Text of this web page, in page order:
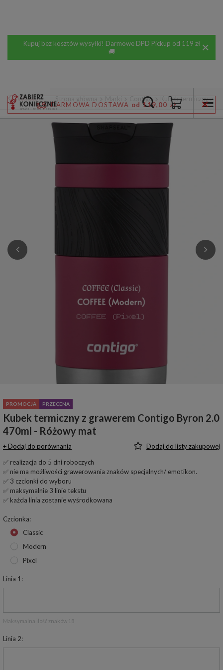
Kupuj bez kosztów wysyłki! Darmowe DPD Pickup od 119 zł
🚚
DARMOWA DOSTAWA od 119,00 zł
Wstecz Strona główna Marki Contigo Kubek termiczny z
PROMOCJA PRZECENA
Kubek termiczny z grawerem Contigo Byron 2.0
470ml - Różowy mat
+ Dodaj do porównania
Dodaj do listy zakupowej
✅ realizacja do 5 dni roboczych
✅ nie ma możliwości grawerowania znaków specjalnych/ emotikon.
✅ 3 czcionki do wyboru
✅ maksymalnie 3 linie tekstu
✅ każda linia zostanie wyśrodkowana
Czcionka
Classic
Modern
Pixel
Linia 1
Maksymalna ilość znaków 18
Linia 2